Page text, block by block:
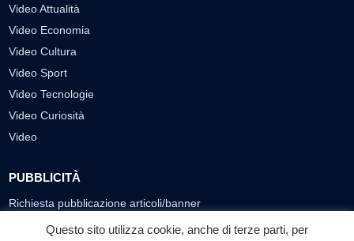
Video Attualità
Video Economia
Video Cultura
Video Sport
Video Tecnologie
Video Curiosità
Video
PUBBLICITÀ
Richiesta pubblicazione articoli/banner
SEGUICI SUI SOCIAL
Questo sito utilizza cookie, anche di terze parti, per